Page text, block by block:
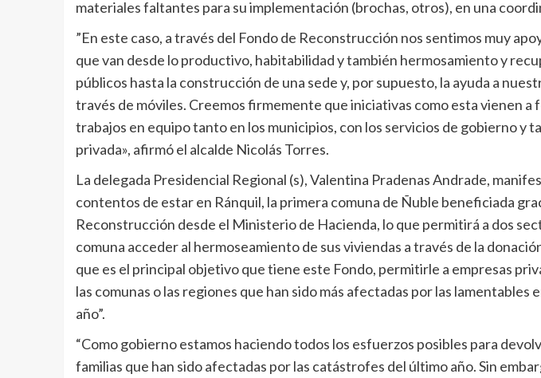
materiales faltantes para su implementación (brochas, otros), en una
”En este caso, a través del Fondo de Reconstrucción nos sentimos muy
que van desde lo productivo, habitabilidad y también hermosamiento y
públicos hasta la construcción de una sede y, por supuesto, la ayuda a
través de móviles. Creemos firmemente que iniciativas como esta vienen a
trabajos en equipo tanto en los municipios, con los servicios de gobierno y
privada», afirmó el alcalde Nicolás Torres.
La delegada Presidencial Regional (s), Valentina Pradenas Andrade,
contentos de estar en Ránquil, la primera comuna de Ñuble beneficiada
Reconstrucción desde el Ministerio de Hacienda, lo que permitirá a dos
comuna acceder al hermoseamiento de sus viviendas a través de la
que es el principal objetivo que tiene este Fondo, permitirle a empresas
las comunas o las regiones que han sido más afectadas por las lamentables
año”.
“Como gobierno estamos haciendo todos los esfuerzos posibles para
familias que han sido afectadas por las catástrofes del último año. Sin